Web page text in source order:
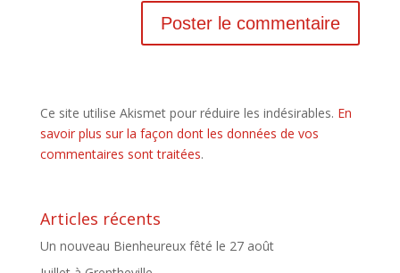
Ce site utilise Akismet pour réduire les indésirables. En
savoir plus sur la façon dont les données de vos
commentaires sont traitées.
Articles récents
Un nouveau Bienheureux fêté le 27 août